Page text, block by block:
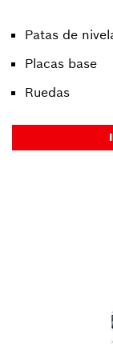
Patas de
Placas base
Ruedas